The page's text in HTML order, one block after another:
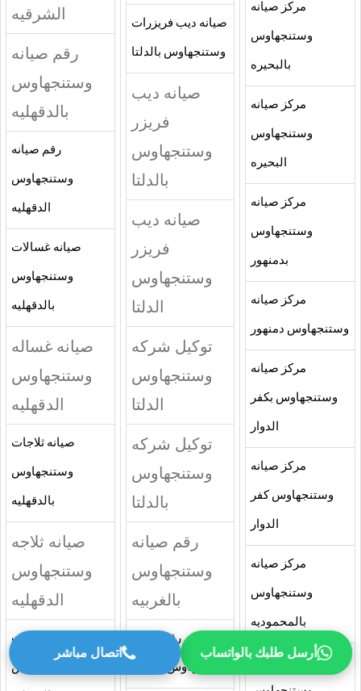
أرسل طلبك بالواتساب اتصال مباشر
مركز صيانه
وستنجهاوس
بالبحيره
مركز صيانه
وستنجهاوس
البحيره
مركز صيانه
وستنجهاوس
بدمنهور
مركز صيانه
وستنجهاوس دمنهور
مركز صيانه
وستنجهاوس بكفر
الدوار
مركز صيانه
وستنجهاوس كفر
الدوار
مركز صيانه
وستنجهاوس
بالمحموديه
مركز صيانه
صيانه ديب فريزرات
وستنجهاوس بالدلتا
صيانه ديب
فريزر
وستنجهاوس
بالدلتا
صيانه ديب
فريزر
وستنجهاوس
الدلتا
توكيل شركه
وستنجهاوس
الدلتا
توكيل شركه
وستنجهاوس
بالدلتا
رقم صيانه
وستنجهاوس
بالغربيه
رقم صيانه
وستنجهاوس الغربيه
الشرقيه
رقم صيانه
وستنجهاوس
بالدقهليه
رقم صيانه
وستنجهاوس
الدقهليه
صيانه غسالات
وستنجهاوس
بالدقهليه
صيانه غساله
وستنجهاوس
الدقهليه
صيانه ثلاجات
وستنجهاوس
بالدقهليه
صيانه ثلاجه
وستنجهاوس
الدقهليه
صيانه ديب فريزرات
وستنجهاوس